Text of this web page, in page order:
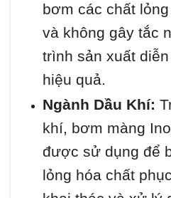
bơm các chất
và không gây tắc
trình sản xuất
hiệu quả.
Ngành Dầu Khí:
khí, bơm màng
được sử dụng để
lỏng hóa chất